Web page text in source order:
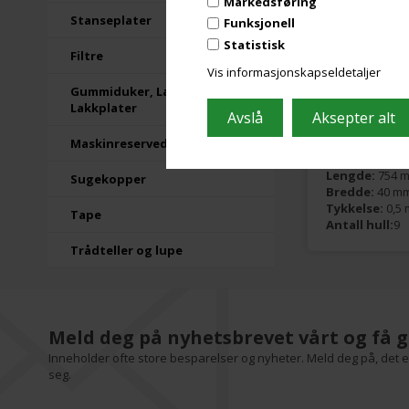
Funksjonell
Statistisk
Vis informasjonskapseldetaljer
Stanseplater
Filtre
Gummiduker, Lakkduker og
Lakkplater
Maskinreservedeler
Sugekopper
Tape
Trådteller og lupe
Kvalitets
% jevnt.
Modell:
Lengde: 754
Bredde:40
Tykkelse: 0,5
Antall hull:9
Meld deg på nyhetsbrevet vårt og få
Inneholder ofte store besparelser og nyheter. Meld deg på, det
seg.